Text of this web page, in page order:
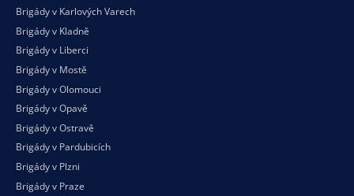
Brigády v Karlových Varech
Brigády v Kladně
Brigády v Liberci
Brigády v Mostě
Brigády v Olomouci
Brigády v Opavě
Brigády v Ostravě
Brigády v Pardubicích
Brigády v Plzni
Brigády v Praze